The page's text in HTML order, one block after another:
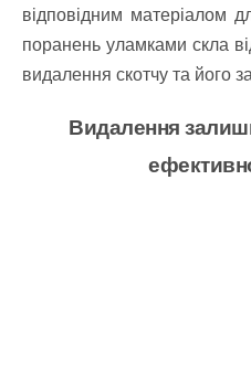
відповідним матеріалом
поранень уламками скла
видалення скотчу та його
Видалення